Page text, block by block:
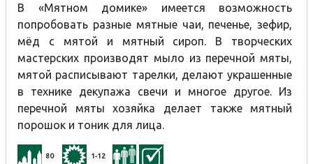
В «Мятном домике» имеется возможность
попробовать разные мятные чаи, печенье, зефир,
мёд с мятой и мятный сироп. В творческих
мастерских производят мыло из перечной мяты,
мятой расписывают тарелки, делают украшенные
в технике декупажа свечи и многое другое. Из
перечной мяты хозяйка делает также мятный
порошок и тоник для лица.
80 1-12